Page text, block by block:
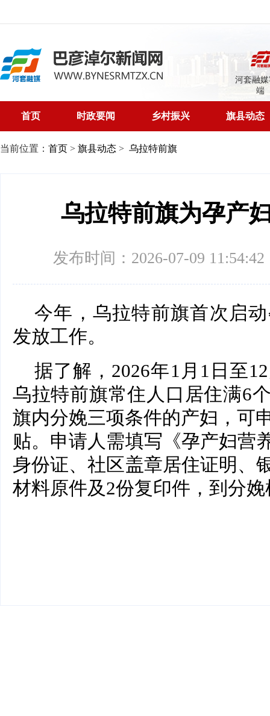
河套融
端
首页 时政要闻 乡村振兴 旗县动态
当前位置： 首页 > 旗县动态 > 乌拉特前旗
乌拉特前旗为孕产
发布时间：2026-07-09 11:54:42
今年，乌拉特前旗首次启
发放工作。
据了解，2026年1月1日至
乌拉特前旗常住人口居住满6
旗内分娩三项条件的产妇，可
贴。申请人需填写《孕产妇营
身份证、社区盖章居住证明、
材料原件及2份复印件，到分